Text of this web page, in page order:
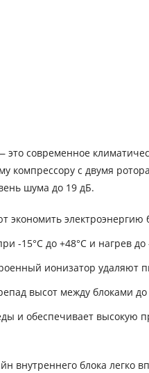
это современное
компрессору с двумя
шума до 19 дБ.
экономить электроэнергию
-15°C до +48°C и нагрев до
ионизатор удаляют
высот между блоками до
и обеспечивает высокую
внутреннего блока легко